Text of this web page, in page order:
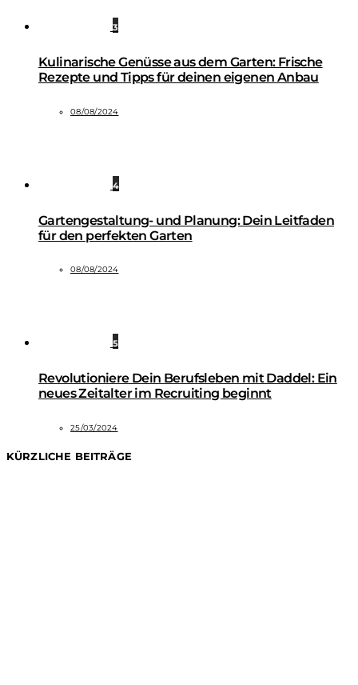
3
Kulinarische Genüsse aus dem Garten: Frische
Rezepte und Tipps für deinen eigenen Anbau
08/08/2024
4
Gartengestaltung- und Planung: Dein Leitfaden
für den perfekten Garten
08/08/2024
5
Revolutioniere Dein Berufsleben mit Daddel: Ein
neues Zeitalter im Recruiting beginnt
25/03/2024
KÜRZLICHE BEITRÄGE